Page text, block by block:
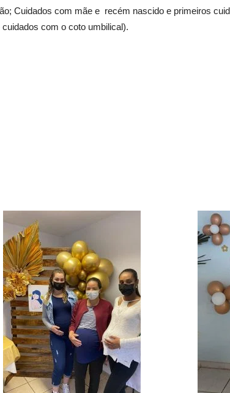
Cuidados com mãe e recém nascido e primeiros
cuidados com o coto umbilical).